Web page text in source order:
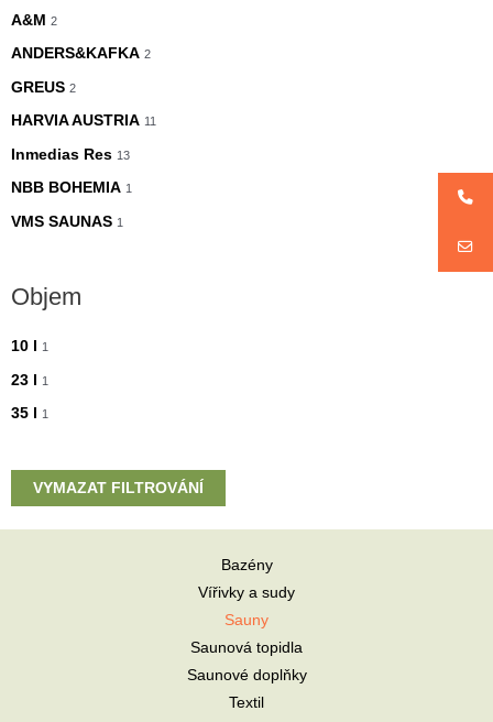
A&M 2
ANDERS&KAFKA 2
GREUS 2
HARVIA AUSTRIA 11
Inmedias Res 13
NBB BOHEMIA 1
VMS SAUNAS 1
Objem
10 l 1
23 l 1
35 l 1
VYMAZAT FILTROVÁNÍ
Bazény
Vířivky a sudy
Sauny
Saunová topidla
Saunové doplňky
Textil